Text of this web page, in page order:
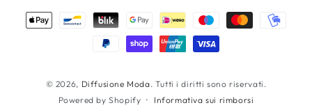
© 2026, Diffusione Moda. Tutti i diritti sono riservati.
Powered by Shopify
Informativa sui rimborsi
Modalità